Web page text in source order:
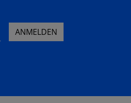
ANMELDEN